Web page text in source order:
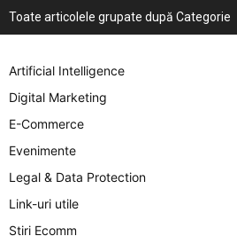
Toate articolele grupate după Categorie
Artificial Intelligence
Digital Marketing
E-Commerce
Evenimente
Legal & Data Protection
Link-uri utile
Stiri Ecomm